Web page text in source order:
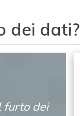
furto dei